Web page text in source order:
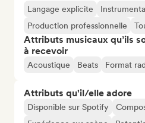
Langage explicite
Production professionnelle
Attributs musicaux qu’ils
à recevoir
Acoustique Beats Format
Attributs qu'il/elle adore
Disponible sur Spotify